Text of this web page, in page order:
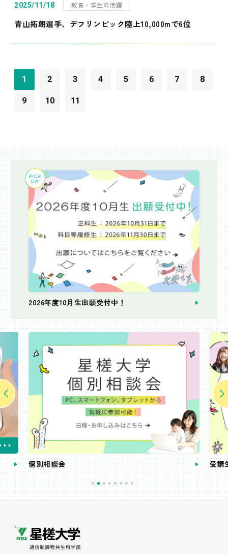
2025/11/18 教員・学生の活躍
青山拓朗選手、デフリンピック陸上10,000mで6位
1 2 3 4 5 6 7 8
9 10 11
2026年度10月生出願受付中！
個別相談会 受講